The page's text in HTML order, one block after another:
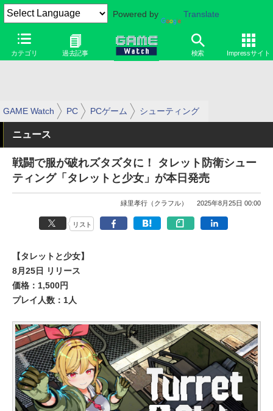
Powered by Translate
カテゴリ 過去記事 検索 Impressサイト
GAME Watch PC PCゲーム シューティング
ニュース
戦闘で服が破れズタズタに！ タレット防衛シュー
ティング「タレットと少女」が本日発売
緑里孝行（クラフル） 2025年8月25日 00:00
リスト
【タレットと少女】
8月25日 リリース
価格：1,500円
プレイ人数：1人